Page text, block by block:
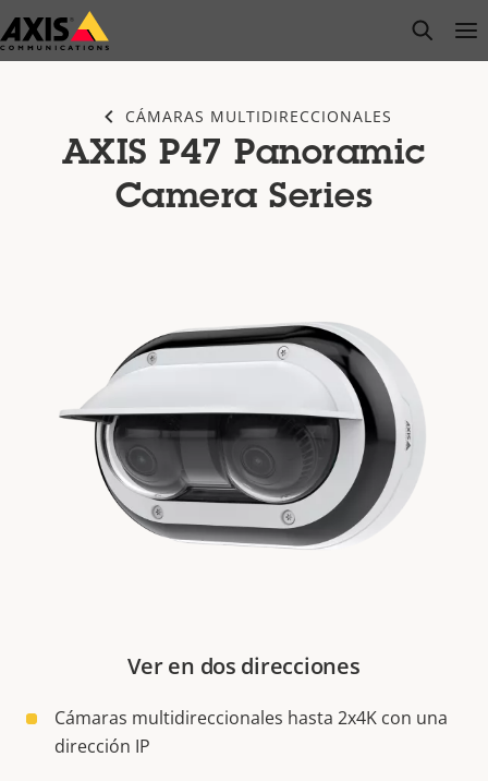
Saltar
al
open
CÁMARAS MULTIDIRECCIONALES
AXIS P47 Panoramic
Camera Series
Ver en dos direcciones
Cámaras multidireccionales hasta 2x4K con una
dirección IP